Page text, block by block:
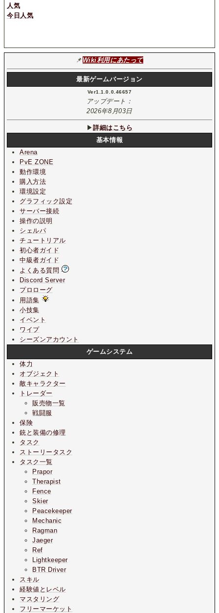
人気
今日人気
📌 Wiki利用にあたって
最新ゲームバージョン
Ver1.1.0.0.46657
アップデート：
2026年8月03日
▶詳細はこちら
基本情報
Arena
PvE ZONE
動作環境
購入方法
環境設定
グラフィック設定
サーバー接続
操作の説明
シェルパ
チュートリアル
初心者ガイド
中級者ガイド
よくある質問
Discord Server
プロローグ
用語集
小技集
イベント
ワイプ
シーズンアカウント
ゲームシステム
体力
オブジェクト
敵キャラクター
トレーダー
販売物一覧
戦闘服
保険
銃と装備の修理
タスク
ストーリータスク
タスク一覧
Prapor
Therapist
Fence
Skier
Peacekeeper
Mechanic
Ragman
Jaeger
Ref
Lightkeeper
BTR Driver
スキル
経験値とレベル
マスタリング
フリーマーケット